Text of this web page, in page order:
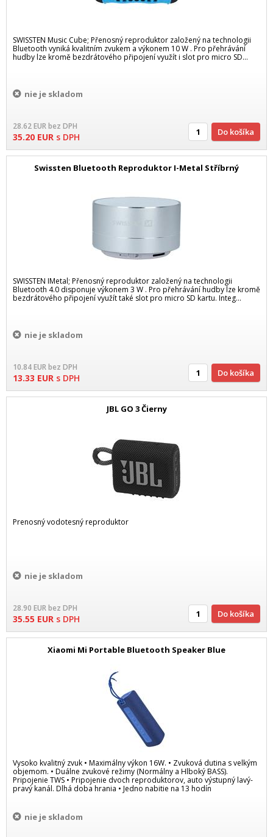
SWISSTEN Music Cube; Přenosný reproduktor založený na technologii
Bluetooth vyniká kvalitním zvukem a výkonem 10 W . Pro přehrávání
hudby lze kromě bezdrátového připojení využít i slot pro micro SD...
nie je skladom
28.62EURbez DPH
35.20 EUR s DPH Do košíka
Swissten Bluetooth Reproduktor I-Metal Stříbrný
SWISSTEN IMetal; Přenosný reproduktor založený na technologii
Bluetooth 4.0 disponuje výkonem 3 W . Pro přehrávání hudby lze kromě
bezdrátového připojení využít také slot pro micro SD kartu. Integ...
nie je skladom
10.84EURbez DPH
13.33 EUR s DPH Do košíka
JBL GO 3 Čierny
Prenosný vodotesný reproduktor
nie je skladom
28.90 EURbez DPH
35.55 EUR s DPH Do košíka
Xiaomi Mi Portable Bluetooth Speaker Blue
Vysoko kvalitný zvuk • Maximálny výkon 16W. • Zvuková dutina s velkým
objemom. • Duálne zvukové režimy (Normálny a Hlboký BASS).
Pripojenie TWS • Pripojenie dvoch reproduktorov, auto výstupný lavý-
pravý kanál. Dlhá doba hrania • Jedno nabitie na 13 hodín
nie je skladom